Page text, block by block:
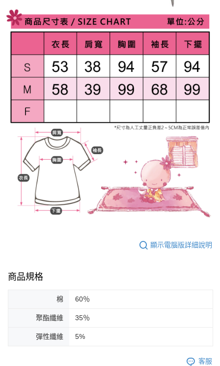
顯示電腦版詳細說明
商品規格
棉 60％
聚酯纖維 35％
彈性纖維 5%
客服